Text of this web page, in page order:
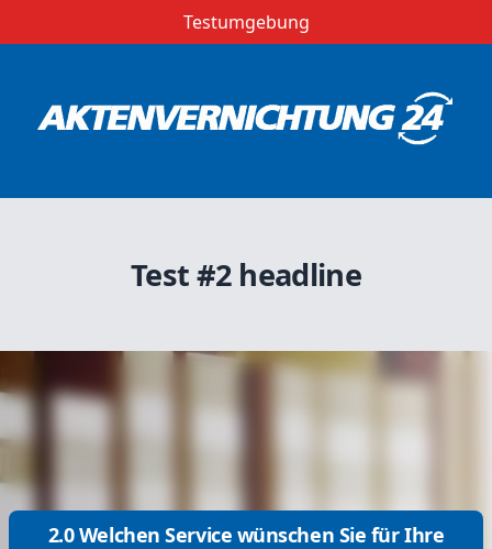
Testumgebung
Test #2 headline
2.0 Welchen Service wünschen Sie für Ihre